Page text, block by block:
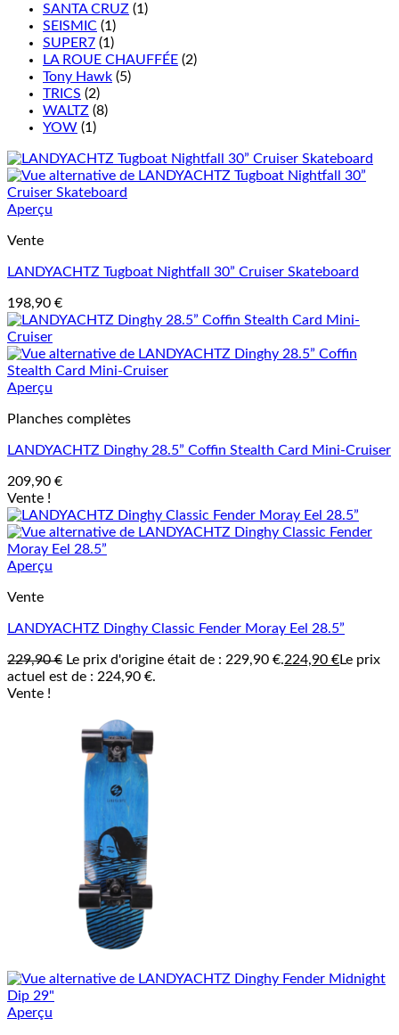
SANTA CRUZ (1)
SEISMIC (1)
SUPER7 (1)
LA ROUE CHAUFFÉE (2)
Tony Hawk (5)
TRICS (2)
WALTZ (8)
YOW (1)
Aperçu
Vente
LANDYACHTZ Tugboat Nightfall 30” Cruiser Skateboard
198,90 €
Aperçu
Planches complètes
LANDYACHTZ Dinghy 28.5” Coffin Stealth Card Mini-Cruiser
209,90 €
Vente !
Aperçu
Vente
LANDYACHTZ Dinghy Classic Fender Moray Eel 28.5”
229,90€ Le prix d'origine était de : 229,90 €.224,90 €Le prix
actuel est de : 224,90 €.
Vente !
Aperçu